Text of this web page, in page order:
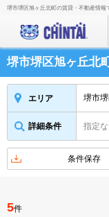
堺市堺区旭ヶ丘北町の賃貸・不動産情
堺市堺区旭ヶ丘北
エリア 堺市
詳細条件 指定な
条件保存
5件